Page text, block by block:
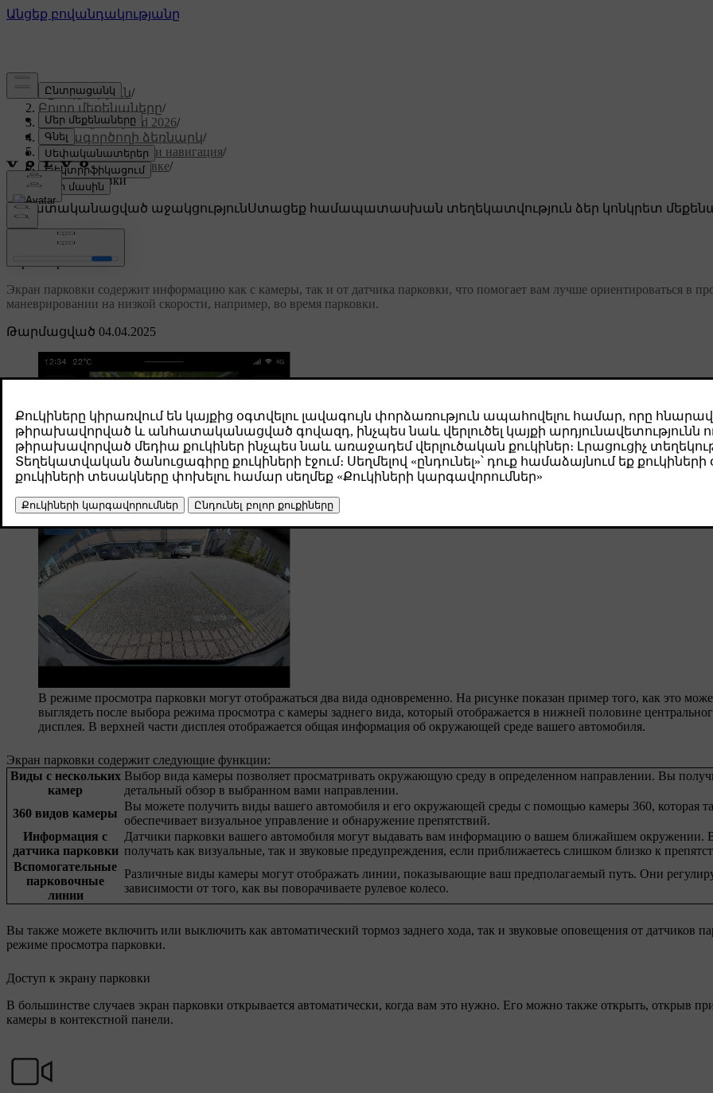
Աջակցություն/
Բոլոր մեքենաները/
XC60 Plug-in Hybrid 2026/
Օգտագործողի ձեռնարկ/
Поддержка водителя и навигация/
Помощь при парковке/
Экран парковки
Անհատականացված աջակցությունՍտացեք համապատասխան տեղեկատվություն ձեր կոնկրետ
Մուտք գործել
Թարմացված 04.04.2025
Экран парковки
Экран парковки содержит информацию как с камеры, так и от датчика парковки, что помогает вам лучше ориентироваться в
маневрировании на низкой скорости, например, во время парковки.
В режиме просмотра парковки могут отображаться два вида одновременно. На рисунке показан пример того, как это
выглядеть после выбора режима просмотра с камеры заднего вида, который отображается в нижней половине
дисплея. В верхней части дисплея отображается общая информация об окружающей среде вашего автомобиля.
Экран парковки содержит следующие функции:
Виды с нескольких
камер
Выбор вида камеры позволяет просматривать окружающую среду в определенном направлении. Вы
детальный обзор в выбранном вами направлении.
360 видов камеры
Вы можете получить виды вашего автомобиля и его окружающей среды с помощью камеры 360, которая
обеспечивает визуальное управление и обнаружение препятствий.
Информация с
датчика парковки
Датчики парковки вашего автомобиля могут выдавать вам информацию о вашем ближайшем окружении.
получать как визуальные, так и звуковые предупреждения, если приближаетесь слишком близко к
Вспомогательные
парковочные
линии
Различные виды камеры могут отображать линии, показывающие ваш предполагаемый путь. Они
зависимости от того, как вы поворачиваете рулевое колесо.
Вы также можете включить или выключить как автоматический тормоз заднего хода, так и звуковые оповещения от датчиков
режиме просмотра парковки.
Доступ к экрану парковки
В большинстве случаев экран парковки открывается автоматически, когда вам это нужно. Его можно также открыть, открыв
камеры в контекстной панели.